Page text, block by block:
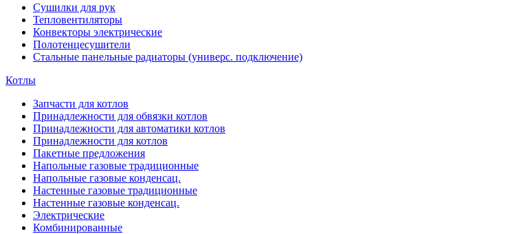
Сушилки для рук
Тепловентиляторы
Конвекторы электрические
Полотенцесушители
Стальные панельные радиаторы (универс. подключение)
Котлы
Запчасти для котлов
Принадлежности для обвязки котлов
Принадлежности для автоматики котлов
Принадлежности для котлов
Пакетные предложения
Напольные газовые традиционные
Напольные газовые конденсац.
Настенные газовые традиционные
Настенные газовые конденсац.
Электрические
Комбинированные